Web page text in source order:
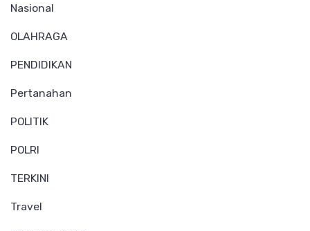
Nasional
OLAHRAGA
PENDIDIKAN
Pertanahan
POLITIK
POLRI
TERKINI
Travel